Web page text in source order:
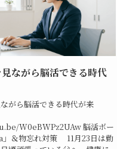
見ながら脳活できる時代
ながら脳活できる時代が来
W0eBWPz2UAw 脳活ボー
」＆物忘れ対策 11月23日は勤